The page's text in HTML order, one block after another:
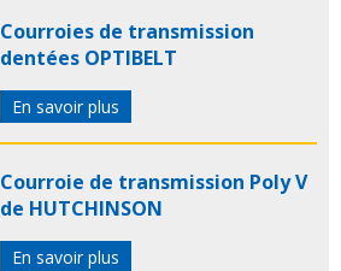
Courroies de transmission
dentées OPTIBELT
En savoir plus
Courroie de transmission Poly V
de HUTCHINSON
En savoir plus